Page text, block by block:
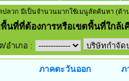
ปลวก มีเป็นจำนวนมากใช้เมนูลัดค้นหา (ด้า
นที่ที่ต้องการหรือเขตพื้นที่ใกล้
/อำเภอ :
ภาคตะวันออก ภ